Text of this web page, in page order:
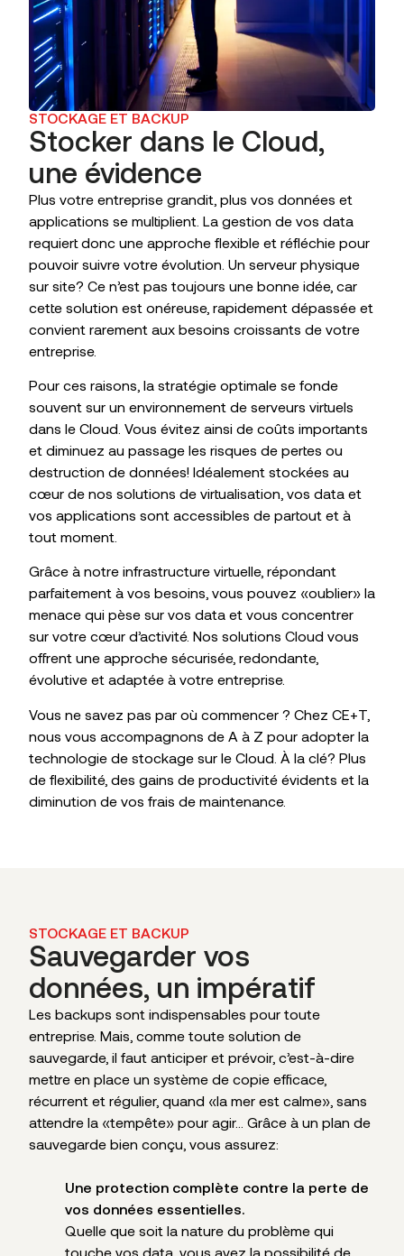
STOCKAGE ET BACKUP
Stocker dans le Cloud,
une évidence
Plus votre entreprise grandit, plus vos données et
applications se multiplient. La gestion de vos data
requiert donc une approche flexible et réfléchie pour
pouvoir suivre votre évolution. Un serveur physique
sur site? Ce n’est pas toujours une bonne idée, car
cette solution est onéreuse, rapidement dépassée et
convient rarement aux besoins croissants de votre
entreprise.
Pour ces raisons, la stratégie optimale se fonde
souvent sur un environnement de serveurs virtuels
dans le Cloud. Vous évitez ainsi de coûts importants
et diminuez au passage les risques de pertes ou
destruction de données! Idéalement stockées au
cœur de nos solutions de virtualisation, vos data et
vos applications sont accessibles de partout et à
tout moment.
Grâce à notre infrastructure virtuelle, répondant
parfaitement à vos besoins, vous pouvez «oublier» la
menace qui pèse sur vos data et vous concentrer
sur votre cœur d’activité. Nos solutions Cloud vous
offrent une approche sécurisée, redondante,
évolutive et adaptée à votre entreprise.
Vous ne savez pas par où commencer ? Chez CE+T,
nous vous accompagnons de A à Z pour adopter la
technologie de stockage sur le Cloud. À la clé? Plus
de flexibilité, des gains de productivité évidents et la
diminution de vos frais de maintenance.
STOCKAGE ET BACKUP
Sauvegarder vos
données, un impératif
Les backups sont indispensables pour toute
entreprise. Mais, comme toute solution de
sauvegarde, il faut anticiper et prévoir, c’est-à-dire
mettre en place un système de copie efficace,
récurrent et régulier, quand «la mer est calme», sans
attendre la «tempête» pour agir… Grâce à un plan de
sauvegarde bien conçu, vous assurez:
Une protection complète contre la perte de
vos données essentielles.
Quelle que soit la nature du problème qui
touche vos data, vous avez la possibilité de